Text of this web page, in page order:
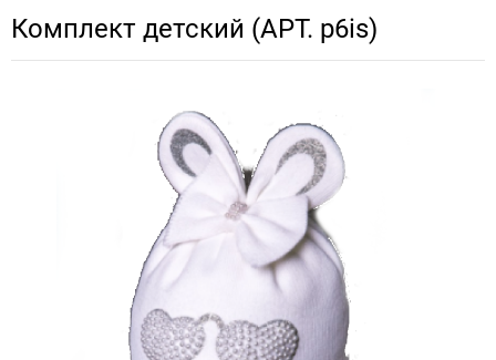
Комплект детский (АРТ. p6is)